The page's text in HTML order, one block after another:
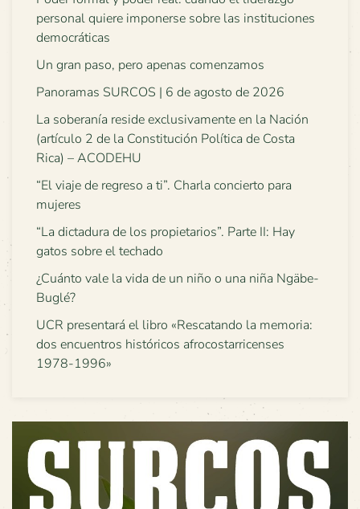
personal quiere imponerse sobre las instituciones
democráticas
Un gran paso, pero apenas comenzamos
Panoramas SURCOS | 6 de agosto de 2026
La soberanía reside exclusivamente en la Nación
(artículo 2 de la Constitución Política de Costa
Rica) – ACODEHU
“El viaje de regreso a ti”. Charla concierto para
mujeres
“La dictadura de los propietarios”. Parte II: Hay
gatos sobre el techado
¿Cuánto vale la vida de un niño o una niña Ngäbe-
Buglé?
UCR presentará el libro «Rescatando la memoria:
dos encuentros históricos afrocostarricenses
1978-1996»